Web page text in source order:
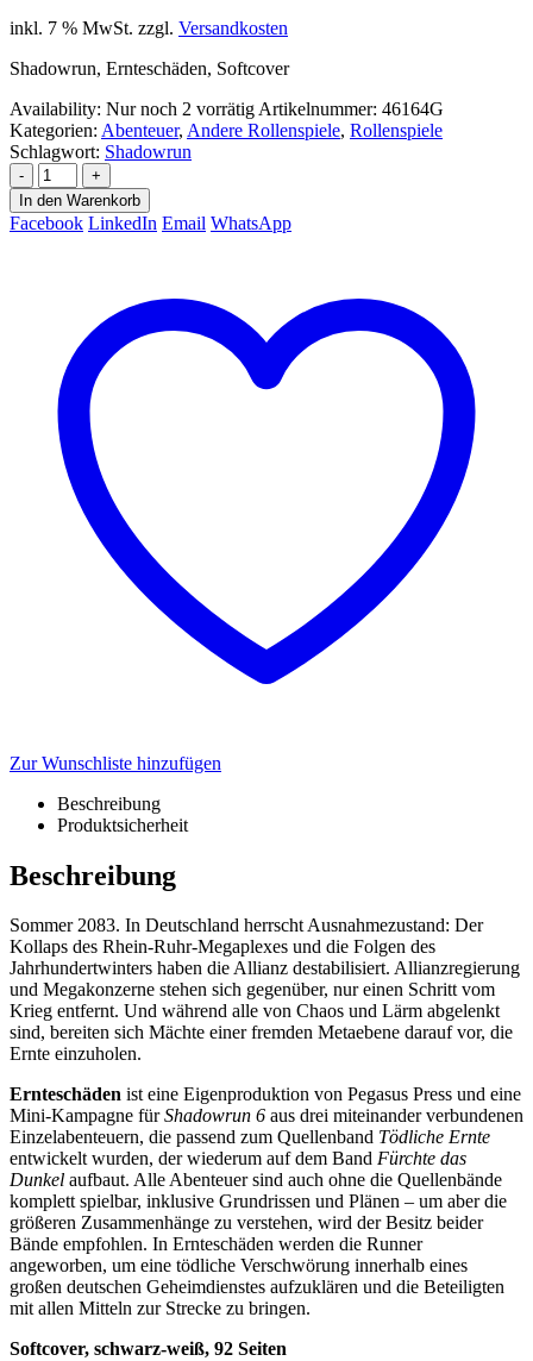
inkl. 7 % MwSt. zzgl. Versandkosten
Shadowrun, Ernteschäden, Softcover
Availability: Nur noch 2 vorrätig Artikelnummer: 46164G
Kategorien: Abenteuer, Andere Rollenspiele, Rollenspiele
Schlagwort: Shadowrun
-
+
In den Warenkorb
Facebook LinkedIn Email WhatsApp
Zur Wunschliste hinzufügen
Beschreibung
Produktsicherheit
Beschreibung
Sommer 2083. In Deutschland herrscht Ausnahmezustand: Der
Kollaps des Rhein-Ruhr-Megaplexes und die Folgen des
Jahrhundertwinters haben die Allianz destabilisiert. Allianzregierung
und Megakonzerne stehen sich gegenüber, nur einen Schritt vom
Krieg entfernt. Und während alle von Chaos und Lärm abgelenkt
sind, bereiten sich Mächte einer fremden Metaebene darauf vor, die
Ernte einzuholen.
Ernteschäden ist eine Eigenproduktion von Pegasus Press und eine
Mini-Kampagne fürShadowrun 6 aus drei miteinander verbundenen
Einzelabenteuern, die passend zum Quellenband Tödliche Ernte
entwickelt wurden, der wiederum auf dem Band Fürchte das
Dunkel aufbaut. Alle Abenteuer sind auch ohne die Quellenbände
komplett spielbar, inklusive Grundrissen und Plänen – um aber die
größeren Zusammenhänge zu verstehen, wird der Besitz beider
Bände empfohlen. In Ernteschäden werden die Runner
angeworben, um eine tödliche Verschwörung innerhalb eines
großen deutschen Geheimdienstes aufzuklären und die Beteiligten
mit allen Mitteln zur Strecke zu bringen.
Softcover, schwarz-weiß, 92 Seiten